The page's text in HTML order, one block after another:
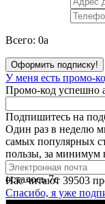
Всего: 0a
Оформить подписку!
У меня есть промо-
Промо-код успешно
Подпишитесь на
Один раз в неделю
самых популярных
пользы, за минимум
Нас читают 39503
Спасибо, я уже
осталось7с